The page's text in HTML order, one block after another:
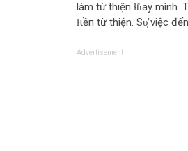
làm từ thiện ɫɦay mình.
ɫιềп từ thiện. Ѕυ̛̣ việc
Advertisement